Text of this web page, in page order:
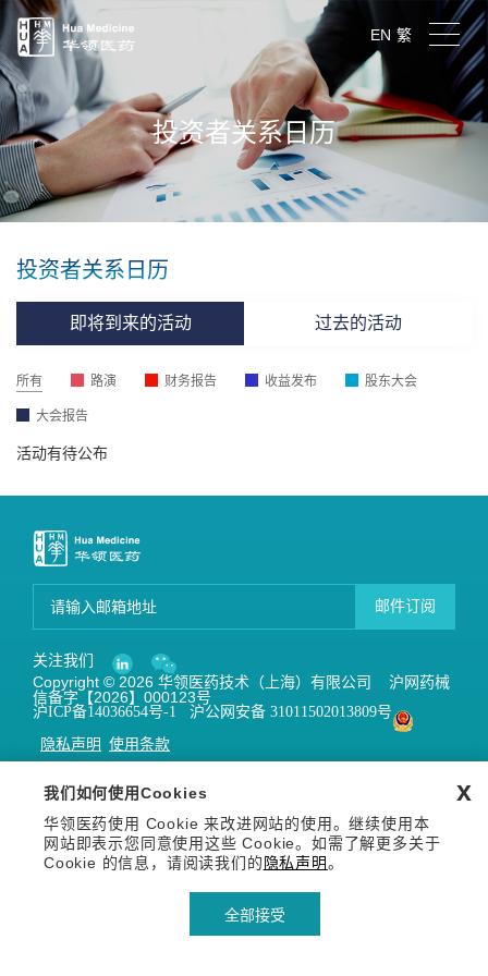
EN 繁
投资者关系日历
投资者关系日历
即将到来的活动 过去的活动
所有 路演 财务报告 收益发布 股东大会
大会报告
活动有待公布
邮件订阅
关注我们
Copyright © 2026 华领医药技术（上海）有限公司 沪网药械
信备字【2026】000123号
沪ICP备14036654号-1
沪公网安备 31011502013809号
隐私声明 使用条款
我们如何使用Cookies
华领医药使用 Cookie 来改进网站的使用。继续使用本
网站即表示您同意使用这些 Cookie。如需了解更多关于
Cookie 的信息，请阅读我们的 隐私声明。
全部接受
x